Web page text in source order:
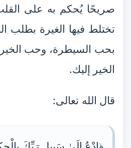
صريحًا يُحكم به على
تختلط فيها الغيرة بطلب
بحب السيطرة، وحب
الخير إليك.
قال الله تعالى: